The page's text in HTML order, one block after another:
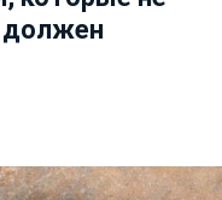
должен